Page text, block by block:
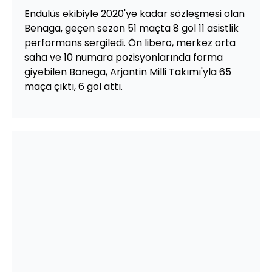
Endülüs ekibiyle 2020'ye kadar sözleşmesi olan
Benaga, geçen sezon 51 maçta 8 gol 11 asistlik
performans sergiledi. Ön libero, merkez orta
saha ve 10 numara pozisyonlarında forma
giyebilen Banega, Arjantin Milli Takımı'yla 65
maça çıktı, 6 gol attı.